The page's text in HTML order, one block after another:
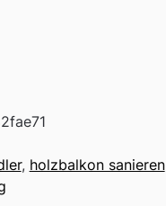
, holzbalkon sanieren